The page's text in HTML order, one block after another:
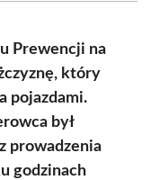
Prewencji na
który
pojazdami.
był
prowadzenia
godzinach